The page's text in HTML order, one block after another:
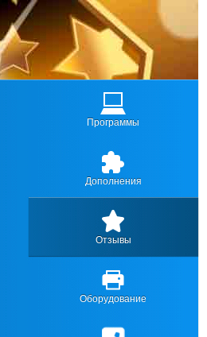
Программы
Дополнения
Отзывы
Оборудование